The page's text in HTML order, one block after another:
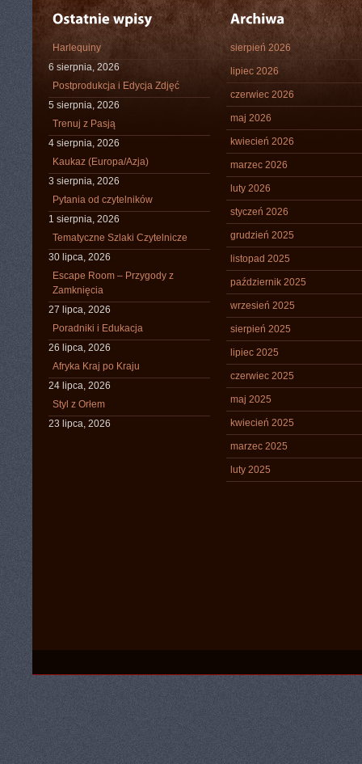
Harlequiny
6 sierpnia, 2026
Postprodukcja i Edycja Zdjęć
5 sierpnia, 2026
Trenuj z Pasją
4 sierpnia, 2026
Kaukaz (Europa/Azja)
3 sierpnia, 2026
Pytania od czytelników
1 sierpnia, 2026
Tematyczne Szlaki Czytelnicze
30 lipca, 2026
Escape Room – Przygody z
Zamknięcia
27 lipca, 2026
Poradniki i Edukacja
26 lipca, 2026
Afryka Kraj po Kraju
24 lipca, 2026
Styl z Orłem
23 lipca, 2026
sierpień 2026
lipiec 2026
czerwiec 2026
maj 2026
kwiecień 2026
marzec 2026
luty 2026
styczeń 2026
grudzień 2025
listopad 2025
październik 2025
wrzesień 2025
sierpień 2025
lipiec 2025
czerwiec 2025
maj 2025
kwiecień 2025
marzec 2025
luty 2025